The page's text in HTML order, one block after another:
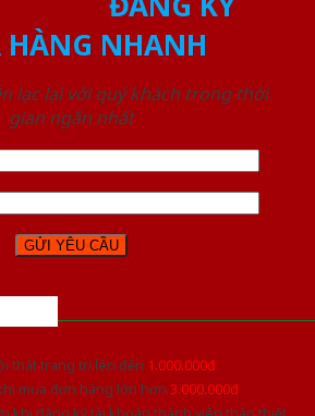
HÀNG NHANH
lạc lại với quý khách trong thời
gian ngắn nhất
thất trang trí lên đến 1.000.000đ
mua đơn hàng lớn hơn 3.000.000đ